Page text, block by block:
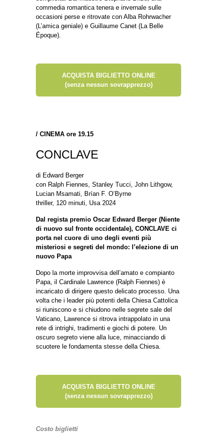
commedia romantica tenera e invernale sulle
occasioni perse e ritrovate con Alba Rohrwacher
(L’amica geniale) e Guillaume Canet (La Belle
Époque).
ACQUISTA BIGLIETTO ONLINE
(senza nessun sovrapprezzo)
/ CINEMA ore 19.15
CONCLAVE
di Edward Berger
con Ralph Fiennes, Stanley Tucci, John Lithgow,
Lucian Msamati, Brían F. O’Byrne
thriller, 120 minuti, Usa 2024
Dal regista premio Oscar Edward Berger (Niente
di nuovo sul fronte occidentale), CONCLAVE ci
porta nel cuore di uno degli eventi più
misteriosi e segreti del mondo: l’elezione di un
nuovo Papa
Dopo la morte improvvisa dell’amato e compianto
Papa, il Cardinale Lawrence (Ralph Fiennes) è
incaricato di dirigere questo delicato processo. Una
volta che i leader più potenti della Chiesa Cattolica
si riuniscono e si chiudono nelle segrete sale del
Vaticano, Lawrence si ritrova intrappolato in una
rete di intrighi, tradimenti e giochi di potere. Un
oscuro segreto viene alla luce, minacciando di
scuotere le fondamenta stesse della Chiesa.
ACQUISTA BIGLIETTO ONLINE
(senza nessun sovrapprezzo)
Costo biglietti